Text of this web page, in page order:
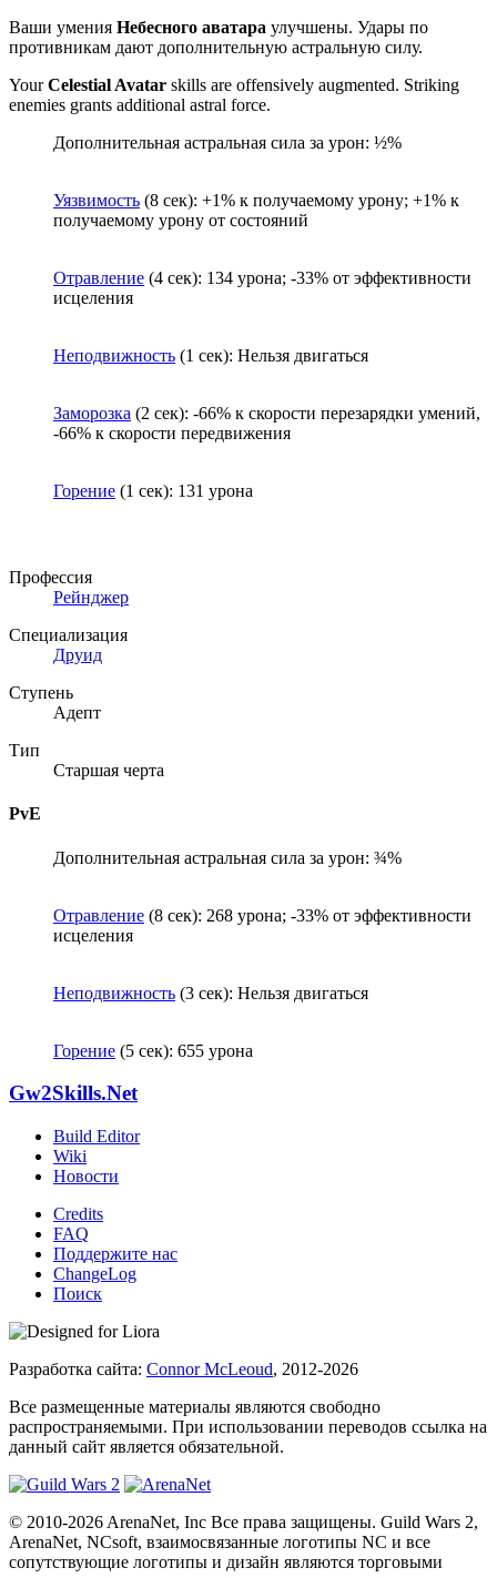
Ваши умения Небесного аватара улучшены. Удары по
противникам дают дополнительную астральную силу.
YourCelestial Avatar skills are offensively augmented. Striking
enemies grants additional astral force.
Дополнительная астральная сила за урон: ½%
Уязвимость (8 сек): +1% к получаемому урону; +1% к
получаемому урону от состояний
Отравление (4 сек): 134 урона; -33% от эффективности
исцеления
Неподвижность (1 сек): Нельзя двигаться
Заморозка (2 сек): -66% к скорости перезарядки умений,
-66% к скорости передвижения
Горение (1 сек): 131 урона
Профессия
Рейнджер
Специализация
Друид
Ступень
Адепт
Тип
Старшая черта
PvE
Дополнительная астральная сила за урон: ¾%
Отравление (8 сек): 268 урона; -33% от эффективности
исцеления
Неподвижность (3 сек): Нельзя двигаться
Горение (5 сек): 655 урона
Gw2Skills.Net
Build Editor
Wiki
Новости
Credits
FAQ
Поддержите нас
ChangeLog
Поиск
Разработка сайта: Connor McLeoud, 2012-2026
Все размещенные материалы являются свободно
распространяемыми. При использовании переводов ссылка на
данный сайт является обязательной.
© 2010-2026 ArenaNet, Inc Все права защищены. Guild Wars 2,
ArenaNet, NCsoft, взаимосвязанные логотипы NC и все
сопутствующие логотипы и дизайн являются торговыми